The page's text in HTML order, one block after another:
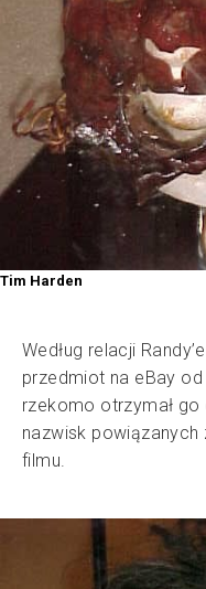
Tim Harden
Według relacji
przedmiot na eBay
rzekomo otrzymał
nazwisk
filmu.